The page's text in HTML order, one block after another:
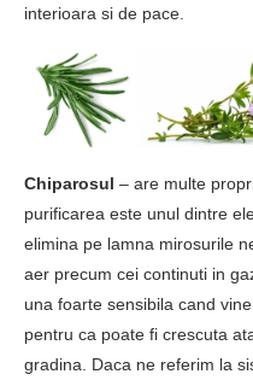
interioara si de pace.
Chiparosul – are multe
purificarea este unul dintre
elimina pe lamna mirosurile
aer precum cei continuti in
una foarte sensibila cand
pentru ca poate fi crescuta
gradina. Daca ne referim la